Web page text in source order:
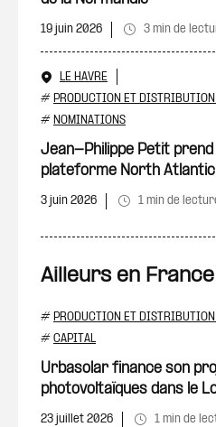
19 juin 2026 3 min de
LE HAVRE
# PRODUCTION ET
# NOMINATIONS
Jean-Philippe Petit prend
plateforme North Atlantic
3 juin 2026 1 min de
Ailleurs en France
# PRODUCTION ET
# CAPITAL
Urbasolar finance son
photovoltaïques dans le
23 juillet 2026 1 min de